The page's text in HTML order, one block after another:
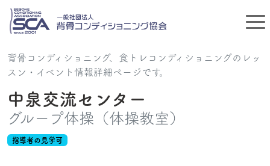
背骨コンディショニング、食トレコンディショニングのレッ
スン・イベント情報詳細ページです。
中泉交流センター
グループ体操（体操教室）
指導者の見学可